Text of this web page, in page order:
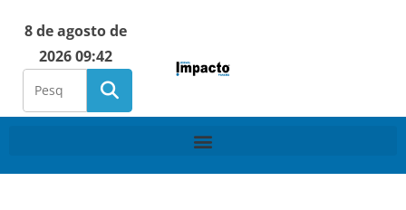
8 de agosto de
2026 09:42